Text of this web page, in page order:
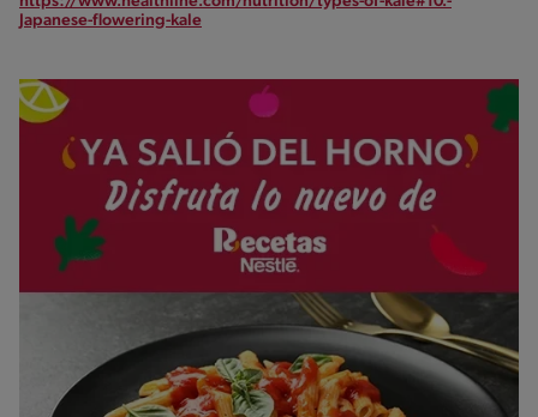
Japanese-flowering-kale